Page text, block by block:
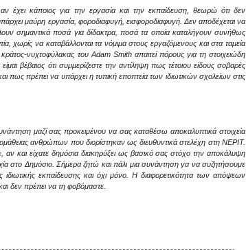
αν έχει κάποιος για την εργασία και την εκπαίδευση, θεωρώ ότι δεν
μαύρη εργασία, φοροδιαφυγή, εισφοροδιαφυγή. Δεν αποδέχεται να
σημαντικά ποσά για δίδακτρα, ποσά τα οποία καταλήγουν συνήθως
χωρίς να καταβάλλονται τα νόμιμα στους εργαζόμενους και στα ταμεία
νυχτοφύλακας του Adam Smith απαιτεί πόρους για τη στοιχειώδη
βέβαιος ότι συμμερίζεστε την αντίληψη πως τέτοιου είδους σοβαρές
πως πρέπει να υπάρχει η τυπική εποπτεία των ιδιωτικών σχολείων στις
μαζί σας προκειμένου να σας καταθέσω αποκαλυπτικά στοιχεία
ανθρώπων που διορίστηκαν ως διευθυντικά στελέχη στη ΝΕΡΙΤ.
αν και είχατε δημόσια διακηρύξει ως βασικό σας στόχο την αποκάλυψη
στο Δημόσιο. Σήμερα ζητώ και πάλι μια συνάντηση γα να συζητήσουμε
ιδιωτικής εκπαίδευσης και όχι μόνο. Η διαφορετικότητα των απόψεων
δεν πρέπει να τη φοβόμαστε.